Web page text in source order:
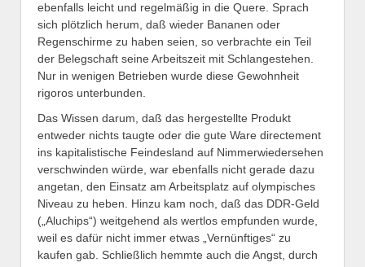
ebenfalls leicht und regelmäßig in die Quere. Sprach
sich plötzlich herum, daß wieder Bananen oder
Regenschirme zu haben seien, so verbrachte ein Teil
der Belegschaft seine Arbeitszeit mit Schlangestehen.
Nur in wenigen Betrieben wurde diese Gewohnheit
rigoros unterbunden.
Das Wissen darum, daß das hergestellte Produkt
entweder nichts taugte oder die gute Ware directement
ins kapitalistische Feindesland auf Nimmerwiedersehen
verschwinden würde, war ebenfalls nicht gerade dazu
angetan, den Einsatz am Arbeitsplatz auf olympisches
Niveau zu heben. Hinzu kam noch, daß das DDR-Geld
(„Aluchips“) weitgehend als wertlos empfunden wurde,
weil es dafür nicht immer etwas „Vernünftiges“ zu
kaufen gab. Schließlich hemmte auch die Angst, durch